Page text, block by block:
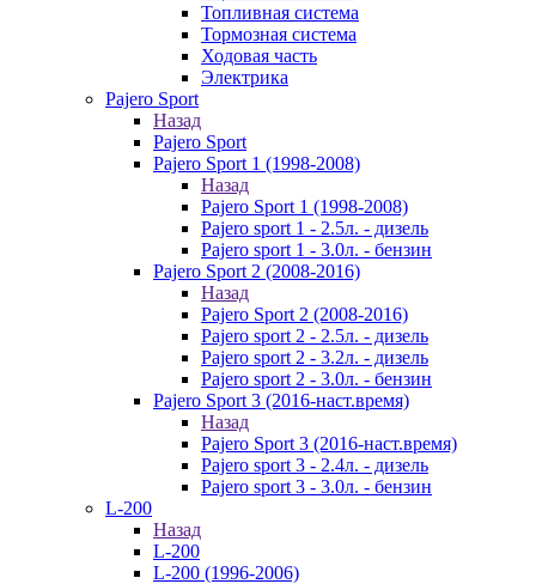
Топливная система
Тормозная система
Ходовая часть
Электрика
Pajero Sport
Назад
Pajero Sport
Pajero Sport 1 (1998-2008)
Назад
Pajero Sport 1 (1998-2008)
Pajero sport 1 - 2.5л. - дизель
Pajero sport 1 - 3.0л. - бензин
Pajero Sport 2 (2008-2016)
Назад
Pajero Sport 2 (2008-2016)
Pajero sport 2 - 2.5л. - дизель
Pajero sport 2 - 3.2л. - дизель
Pajero sport 2 - 3.0л. - бензин
Pajero Sport 3 (2016-наст.время)
Назад
Pajero Sport 3 (2016-наст.время)
Pajero sport 3 - 2.4л. - дизель
Pajero sport 3 - 3.0л. - бензин
L-200
Назад
L-200
L-200 (1996-2006)